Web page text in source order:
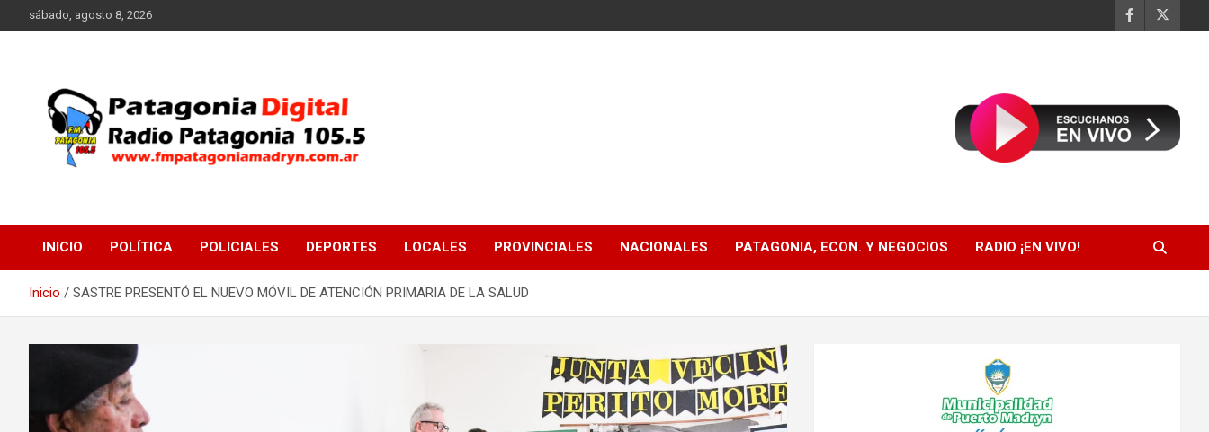
al
sábado, agosto 8, 2026
FM Patagonia Madryn
INICIO POLÍTICA POLICIALES DEPORTES LOCALES PROVINCIALES NACIONALES PATAGONIA, ECON. Y NEGOCIOS RADIO ¡EN VIVO!
Inicio SASTRE PRESENTÓ EL NUEVO MÓVIL DE ATENCIÓN PRIMARIA DE LA SALUD